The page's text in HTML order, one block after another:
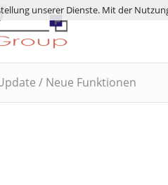
/ Neue Funktionen
unserer Dienste. Mit der